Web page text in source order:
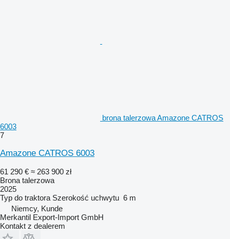
brona talerzowa Amazone CATROS
6003
7
Amazone CATROS 6003
61 290 € ≈ 263 900 zł
Brona talerzowa
2025
Typ do traktora Szerokość uchwytu 6 m
Niemcy, Kunde
Merkantil Export-Import GmbH
Kontakt z dealerem